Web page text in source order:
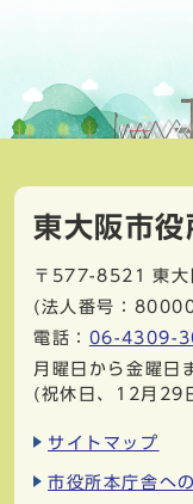
東大阪市役
〒577-8521
東
(法人番号：
電話： 06-4309-
月曜日から金曜
(祝休日、12月29
サイトマップ
市役所本庁舎へ